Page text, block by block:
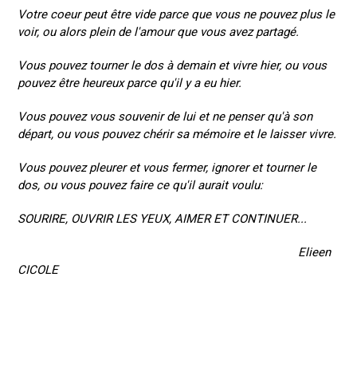
Votre coeur peut être vide parce que vous ne pouvez plus le
voir, ou alors plein de l'amour que vous avez partagé.
Vous pouvez tourner le dos à demain et vivre hier, ou vous
pouvez être heureux parce qu'il y a eu hier.
Vous pouvez vous souvenir de lui et ne penser qu'à son
départ, ou vous pouvez chérir sa mémoire et le laisser vivre.
Vous pouvez pleurer et vous fermer, ignorer et tourner le
dos, ou vous pouvez faire ce qu'il aurait voulu:
SOURIRE, OUVRIR LES YEUX, AIMER ET CONTINUER...
Elieen
CICOLE